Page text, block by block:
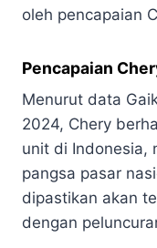
oleh pencapaian
Pencapaian
Menurut data
2024, Chery
unit di Indonesia,
pangsa pasar
dipastikan akan
dengan